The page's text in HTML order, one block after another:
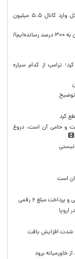
رشد بورس در اولین روز معاملات هفته/ شاخص کل وارد کانال ۵.۵ میلیون
ترامپ: تورم ایران که قبل از جنگ ۵ درصد بود را الان به ۳۰۰ درصد رسانده‌ایم!/
ترامپ از کدام سیاره
کرد
و حامی آن است، دروغ
است
مبلغ ۶ رقمی
اروپا
شدت افزایش یافت
خاورمیانه برود